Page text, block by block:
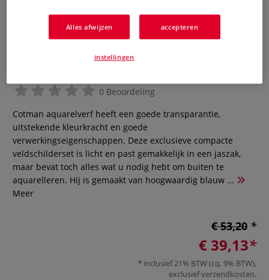
WINSOR & NEWTON™ | Cotman™
aquarelverf — 12 + 2-reisset •
watercontainer (35 ml)
0 Beoordeling
Cotman aquarelverf heeft een goede transparantie,
uitstekende kleurkracht en goede
verwerkingseigenschappen. Deze exclusieve compacte
veldschilderset is licht en past gemakkelijk in een jaszak,
maar bevat toch alles wat u nodig hebt om buiten te
aquarelleren. Hij is gemaakt van hoogwaardig blauw ...
Meer
€ 53,20
€ 39,13
inclusief 21% BTW (cq. 9% BTW),
exclusiefverzendkosten.
Alles afwijzen accepteren
instellingen